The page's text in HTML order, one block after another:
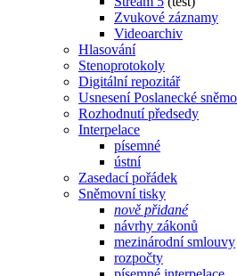
Zvukové záznamy
Videoarchiv
Hlasování
Stenoprotokoly
Digitální repozitář
Usnesení Poslanecké
Rozhodnutí předsedy
Interpelace
písemné
ústní
Zasedací pořádek
Sněmovní tisky
nově přidané
návrhy zákonů
mezinárodní smlouvy
rozpočty